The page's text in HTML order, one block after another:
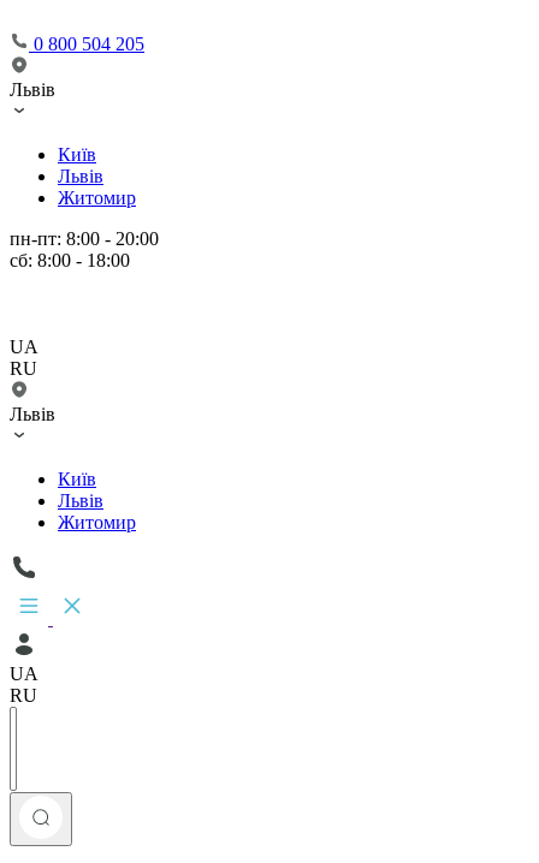
0 800 504 205
Львів
Київ
Львів
Житомир
пн-пт: 8:00 - 20:00
сб: 8:00 - 18:00
UA
RU
Львів
Київ
Львів
Житомир
UA
RU